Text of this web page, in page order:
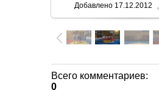
Добавлено17.12.2012
Всего комментариев:
0